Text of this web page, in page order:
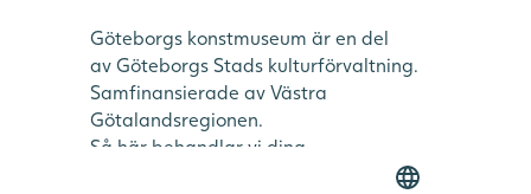
Göteborgs konstmuseum är en del
av Göteborgs Stads kulturförvaltning.
Samfinansierade av Västra
Götalandsregionen.
Så här behandlar vi dina